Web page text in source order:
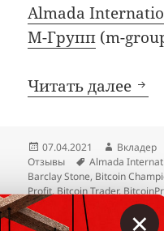
Almada
М-Групп (m-
Читать далее
Опубликовано
07.04.2021 Автор
Вкладер
Отзывы
Метки
Almada
Barclay Stone, Bitcoin
Profit,Bitcoin Trader,
Digital Life
ECG Evertrade,
Blind,fxclub trade Gram Ton,